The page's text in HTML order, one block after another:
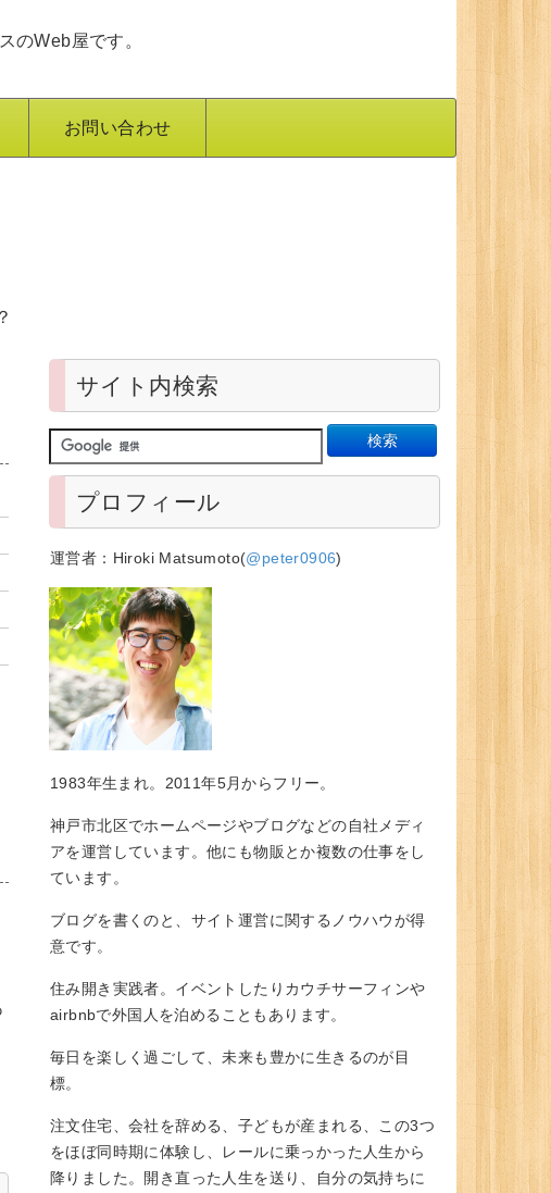
のWeb屋です。
お問い合わせ
サイト内検索
プロフィール
運営者：Hiroki Matsumoto(@peter0906)
1983年生まれ。2011年5月からフリー。
神戸市北区でホームページやブログなどの自社メディ
アを運営しています。他にも物販とか複数の仕事をし
ています。
ブログを書くのと、サイト運営に関するノウハウが得
意です。
住み開き実践者。イベントしたりカウチサーフィンや
airbnbで外国人を泊めることもあります。
毎日を楽しく過ごして、未来も豊かに生きるのが目
標。
注文住宅、会社を辞める、子どもが産まれる、この3つ
をほぼ同時期に体験し、レールに乗っかった人生から
降りました。開き直った人生を送り、自分の気持ちに